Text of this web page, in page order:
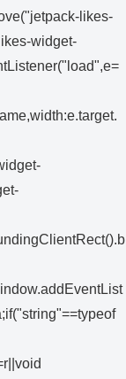
likes-
widget-